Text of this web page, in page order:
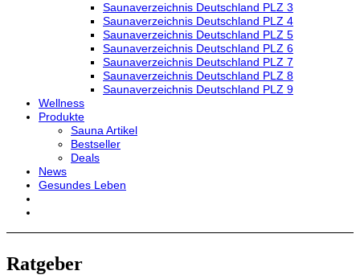
Saunaverzeichnis Deutschland PLZ 3
Saunaverzeichnis Deutschland PLZ 4
Saunaverzeichnis Deutschland PLZ 5
Saunaverzeichnis Deutschland PLZ 6
Saunaverzeichnis Deutschland PLZ 7
Saunaverzeichnis Deutschland PLZ 8
Saunaverzeichnis Deutschland PLZ 9
Wellness
Produkte
Sauna Artikel
Bestseller
Deals
News
Gesundes Leben
Ratgeber